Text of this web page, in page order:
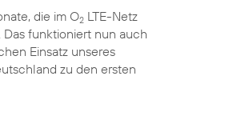
die im O2 LTE-Netz
funktioniert nun auch
Einsatz unseres
zu den ersten